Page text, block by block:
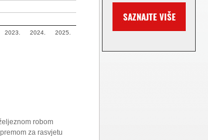
2023. 2024. 2025.
robom
za rasvjetu